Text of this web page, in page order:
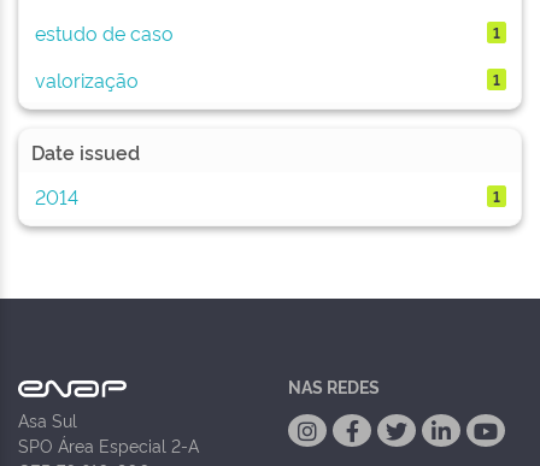
estudo de caso 1
valorização 1
Date issued
2014
1
Asa Sul
SPO Área Especial 2-A
NAS REDES